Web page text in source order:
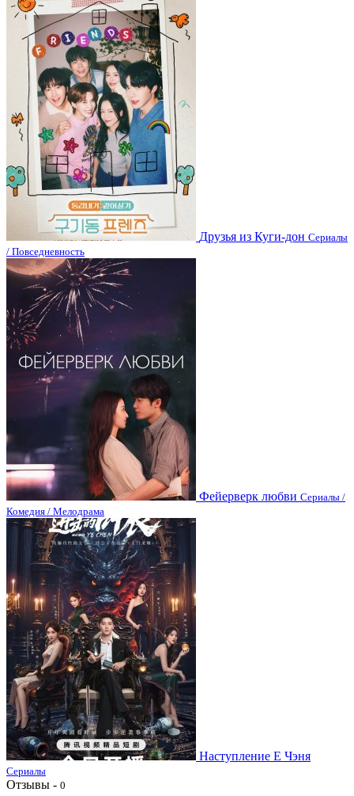
Друзья из Куги-дон Сериалы
/ Повседневность
Фейерверк любви Сериалы /
Комедия / Мелодрама
Наступление Е Чэня
Сериалы
Отзывы - 0